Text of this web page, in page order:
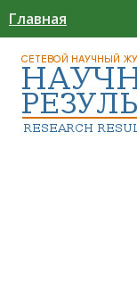
Главная